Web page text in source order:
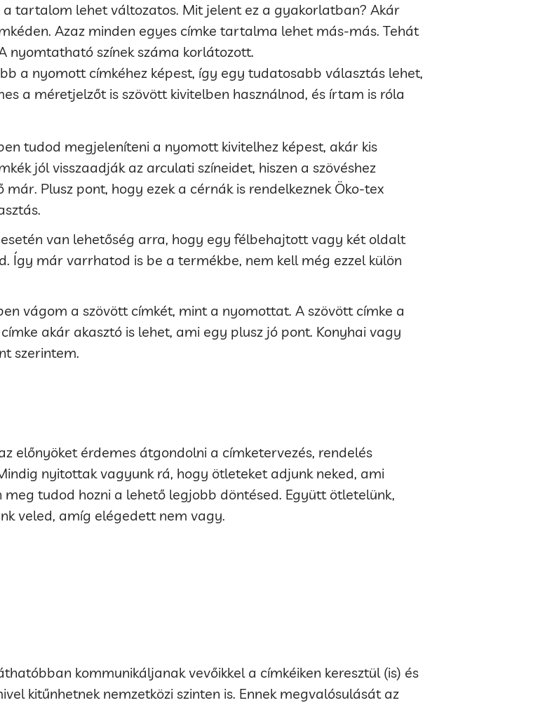
tartalom lehet változatos. Mit jelent ez a gyakorlatban? Akár
Azaz minden egyes címke tartalma lehet más-más. Tehát
színek száma korlátozott.
a nyomott címkéhez képest, így egy tudatosabb választás lehet,
a méretjelzőt is szövött kivitelben használnod, és írtam is róla
tudod megjeleníteni a nyomott kivitelhez képest, akár kis
jól visszaadják az arculati színeidet, hiszen a szövéshez
Plusz pont, hogy ezek a cérnák is rendelkeznek Öko-tex
van lehetőség arra, hogy egy félbehajtott vagy két oldalt
Így már varrhatod is be a termékbe, nem kell még ezzel külön
vágom a szövött címkét, mint a nyomottat. A szövött címke a
akár akasztó is lehet, ami egy plusz jó pont. Konyhai vagy
szerintem.
előnyöket érdemes átgondolni a címketervezés, rendelés
nyitottak vagyunk rá, hogy ötleteket adjunk neked, ami
meg tudod hozni a lehető legjobb döntésed. Együtt ötletelünk,
veled, amíg elégedett nem vagy.
kommunikáljanak vevőikkel a címkéiken keresztül (is) és
kitűnhetnek nemzetközi szinten is. Ennek megvalósulását az